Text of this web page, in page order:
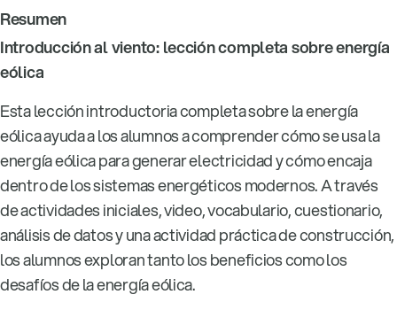
Resumen
Introducción al viento: lección completa sobre energía
eólica
Esta lección introductoria completa sobre la energía
eólica ayuda a los alumnos a comprender cómo se usa la
energía eólica para generar electricidad y cómo encaja
dentro de los sistemas energéticos modernos. A través
de actividades iniciales, video, vocabulario, cuestionario,
análisis de datos y una actividad práctica de construcción,
los alumnos exploran tanto los beneficios como los
desafíos de la energía eólica.